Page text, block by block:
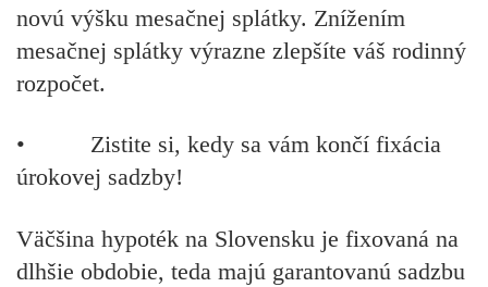
novú výšku mesačnej splátky. Znížením
mesačnej splátky výrazne zlepšíte váš rodinný
rozpočet.
• Zistite si, kedy sa vám končí fixácia
úrokovej sadzby!
Väčšina hypoték na Slovensku je fixovaná na
dlhšie obdobie, teda majú garantovanú sadzbu